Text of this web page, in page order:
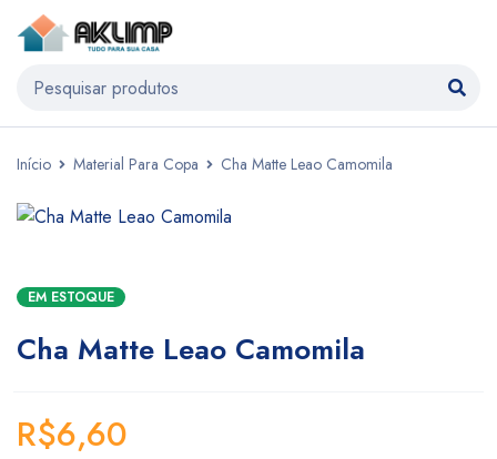
Início Material Para Copa Cha Matte Leao Camomila
EM ESTOQUE
Cha Matte Leao Camomila
R$6,60